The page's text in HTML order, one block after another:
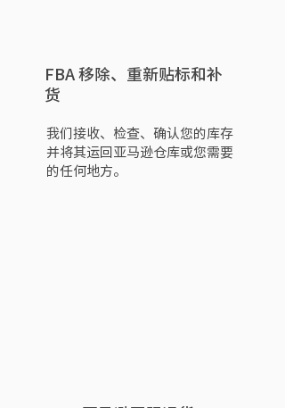
FBA 移除、重新贴标和补
货
我们接收、检查、确认您的库存
并将其运回亚马逊仓库或您需要
的任何地方。